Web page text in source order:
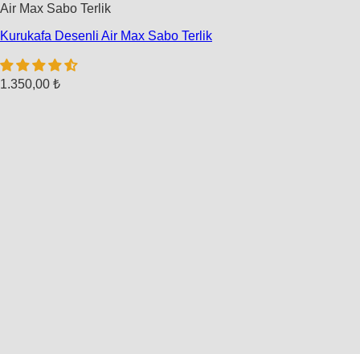
Air Max Sabo Terlik
Kurukafa Desenli Air Max Sabo Terlik
1.350,00 ₺